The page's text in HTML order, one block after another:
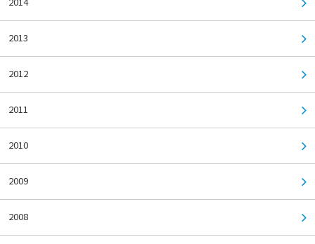
2013
2012
2011
2010
2009
2008